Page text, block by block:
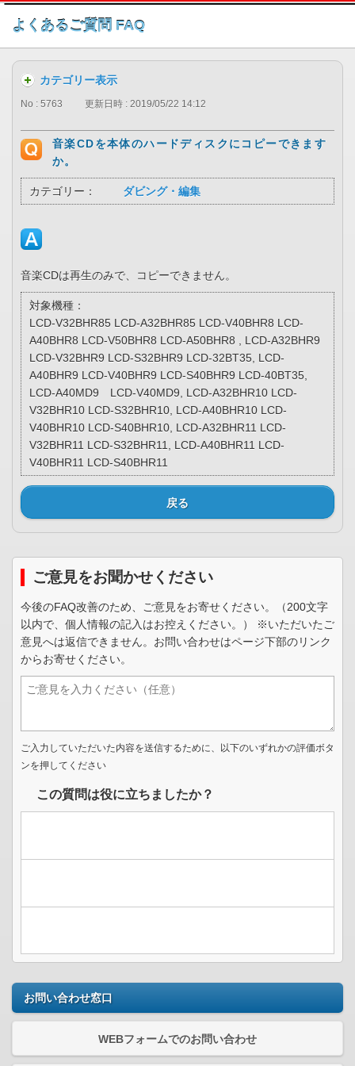
このページの本文へ
よくあるご質問 FAQ
カテゴリー表示
No : 5763 更新日時 : 2019/05/22 14:12
音楽CDを本体のハードディスクにコピーできます
か。
カテゴリー： ダビング・編集
音楽CDは再生のみで、コピーできません。
対象機種：
LCD-V32BHR85 LCD-A32BHR85 LCD-V40BHR8 LCD-
A40BHR8 LCD-V50BHR8 LCD-A50BHR8 , LCD-A32BHR9
LCD-V32BHR9 LCD-S32BHR9 LCD-32BT35, LCD-
A40BHR9 LCD-V40BHR9 LCD-S40BHR9 LCD-40BT35,
LCD-A40MD9 LCD-V40MD9, LCD-A32BHR10 LCD-
V32BHR10 LCD-S32BHR10, LCD-A40BHR10 LCD-
V40BHR10 LCD-S40BHR10, LCD-A32BHR11 LCD-
V32BHR11 LCD-S32BHR11, LCD-A40BHR11 LCD-
V40BHR11 LCD-S40BHR11
戻る
ご意見をお聞かせください
今後のFAQ改善のため、ご意見をお寄せください。（200文字
以内で、個人情報の記入はお控えください。） ※いただいたご
意見へは返信できません。お問い合わせはページ下部のリンク
からお寄せください。
ご入力していただいた内容を送信するために、以下のいずれかの評価ボタ
ンを押してください
この質問は役に立ちましたか？
お問い合わせ窓口
WEBフォームでのお問い合わせ